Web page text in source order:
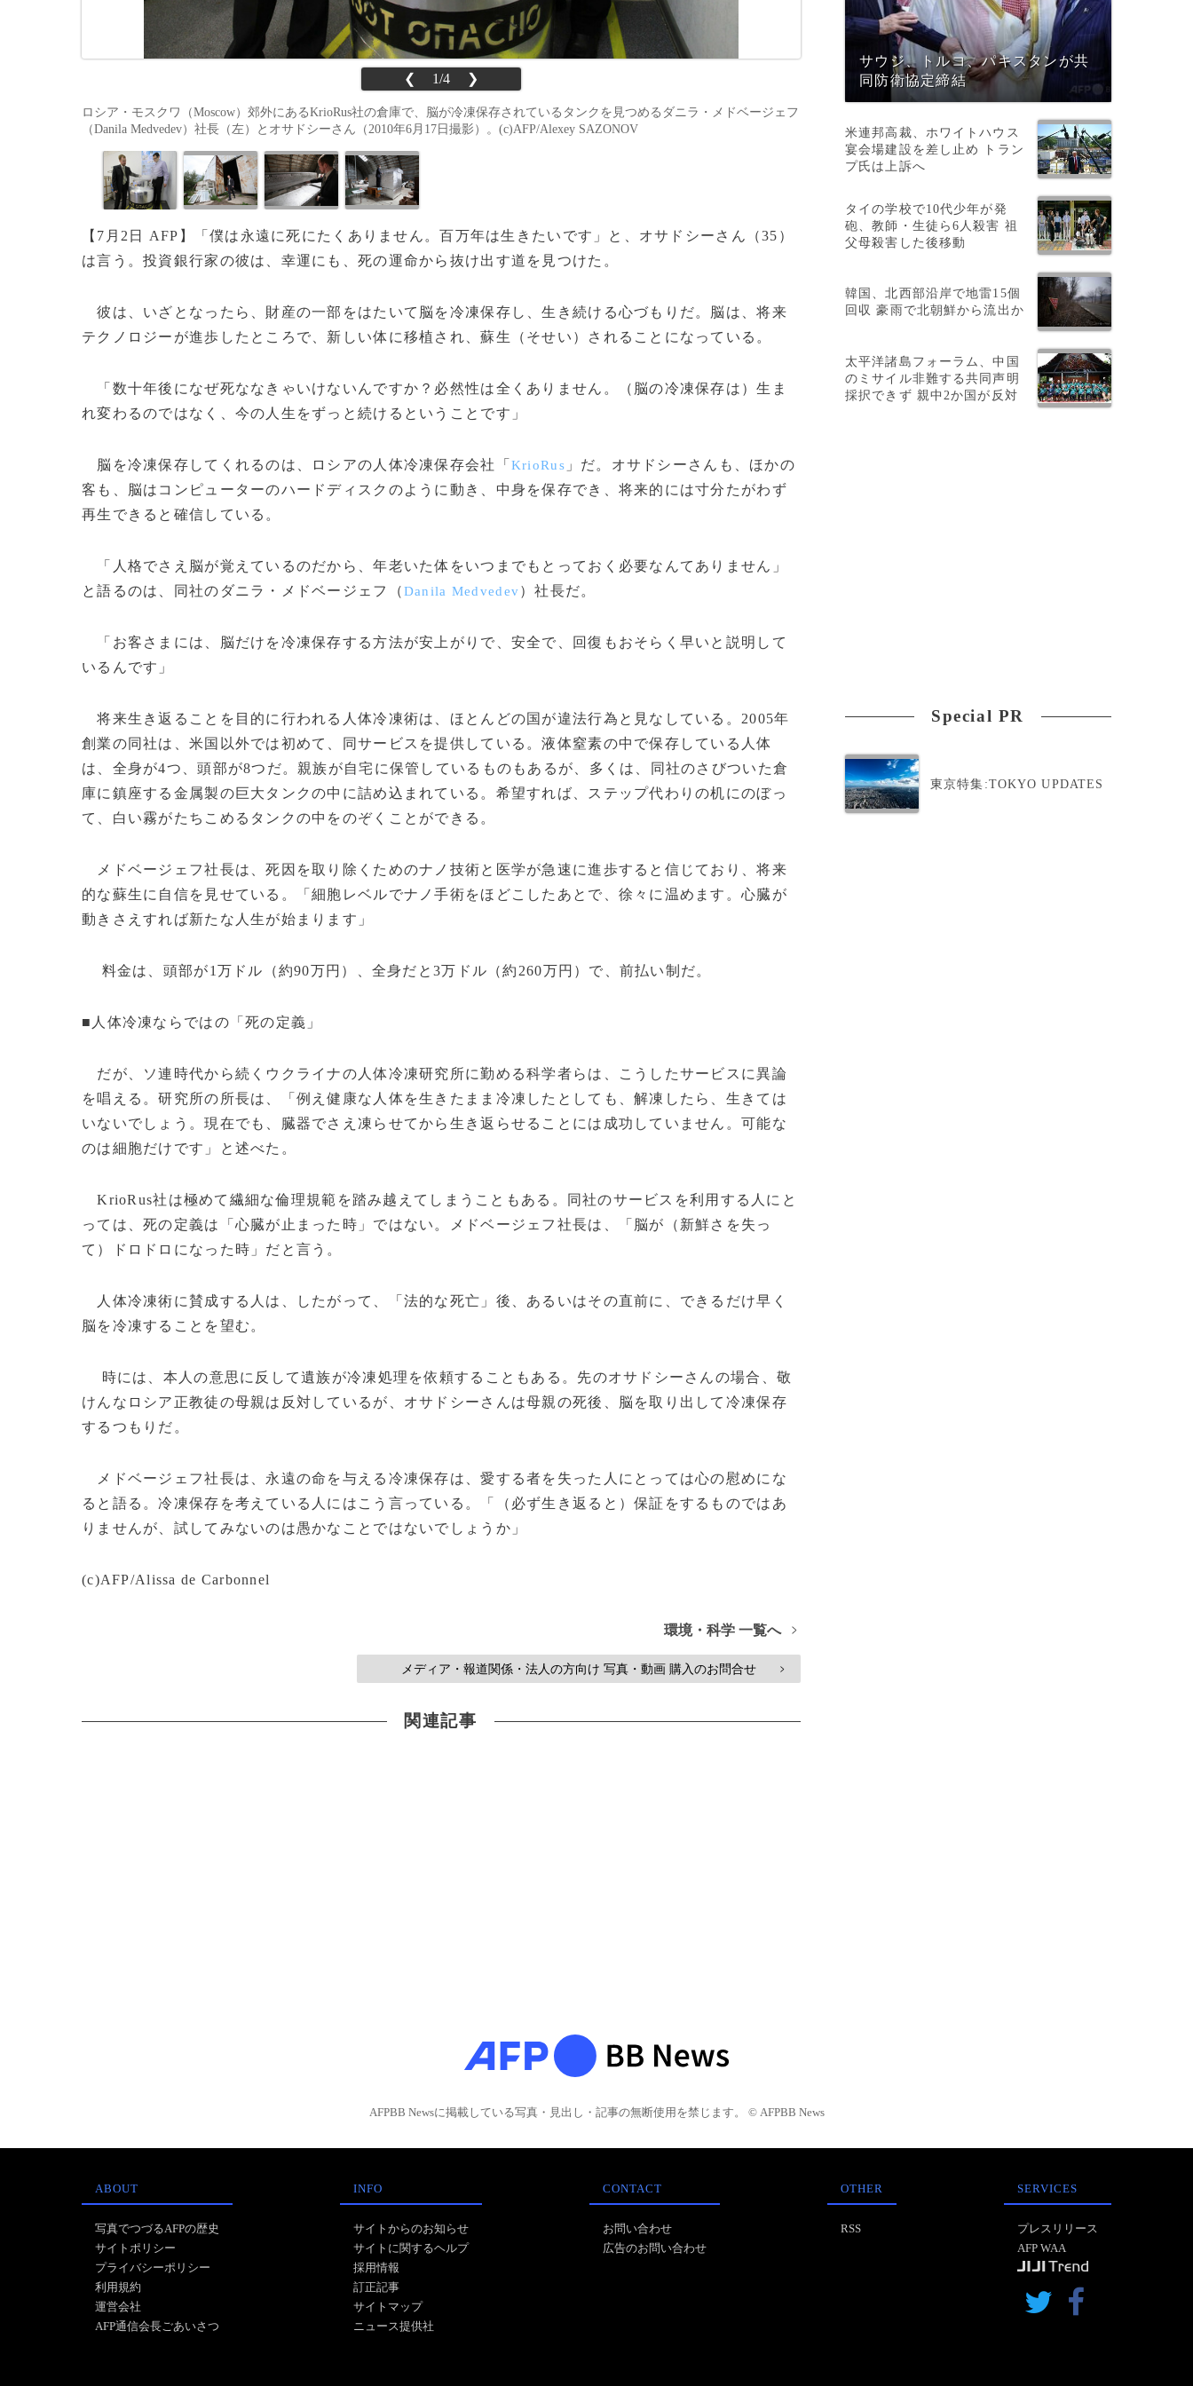
❮ 1/4 ❯
ロシア・モスクワ（Moscow）郊外にあるKrioRus社の倉庫で、脳が冷凍保存されているタンクを見つめるダニラ・メドベージェフ
（Danila Medvedev）社長（左）とオサドシーさん（2010年6月17日撮影）。(c)AFP/Alexey SAZONOV
【7月2日 AFP】「僕は永遠に死にたくありません。百万年は生きたいです」と、オサドシーさん（35）
は言う。投資銀行家の彼は、幸運にも、死の運命から抜け出す道を見つけた。
彼は、いざとなったら、財産の一部をはたいて脳を冷凍保存し、生き続ける心づもりだ。脳は、将来
テクノロジーが進歩したところで、新しい体に移植され、蘇生（そせい）されることになっている。
「数十年後になぜ死ななきゃいけないんですか？必然性は全くありません。（脳の冷凍保存は）生ま
れ変わるのではなく、今の人生をずっと続けるということです」
脳を冷凍保存してくれるのは、ロシアの人体冷凍保存会社「 KrioRus 」だ。オサドシーさんも、ほかの
客も、脳はコンピューターのハードディスクのように動き、中身を保存でき、将来的には寸分たがわず
再生できると確信している。
「人格でさえ脳が覚えているのだから、年老いた体をいつまでもとっておく必要なんてありません」
と語るのは、同社のダニラ・メドベージェフ（Danila Medvedev）社長だ。
「お客さまには、脳だけを冷凍保存する方法が安上がりで、安全で、回復もおそらく早いと説明して
いるんです」
将来生き返ることを目的に行われる人体冷凍術は、ほとんどの国が違法行為と見なしている。2005年
創業の同社は、米国以外では初めて、同サービスを提供している。液体窒素の中で保存している人体
は、全身が4つ、頭部が8つだ。親族が自宅に保管しているものもあるが、多くは、同社のさびついた倉
庫に鎮座する金属製の巨大タンクの中に詰め込まれている。希望すれば、ステップ代わりの机にのぼっ
て、白い霧がたちこめるタンクの中をのぞくことができる。
メドベージェフ社長は、死因を取り除くためのナノ技術と医学が急速に進歩すると信じており、将来
的な蘇生に自信を見せている。「細胞レベルでナノ手術をほどこしたあとで、徐々に温めます。心臓が
動きさえすれば新たな人生が始まります」
料金は、頭部が1万ドル（約90万円）、全身だと3万ドル（約260万円）で、前払い制だ。
■人体冷凍ならではの「死の定義」
だが、ソ連時代から続くウクライナの人体冷凍研究所に勤める科学者らは、こうしたサービスに異論
を唱える。研究所の所長は、「例え健康な人体を生きたまま冷凍したとしても、解凍したら、生きては
いないでしょう。現在でも、臓器でさえ凍らせてから生き返らせることには成功していません。可能な
のは細胞だけです」と述べた。
KrioRus社は極めて繊細な倫理規範を踏み越えてしまうこともある。同社のサービスを利用する人にと
っては、死の定義は「心臓が止まった時」ではない。メドベージェフ社長は、「脳が（新鮮さを失っ
て）ドロドロになった時」だと言う。
人体冷凍術に賛成する人は、したがって、「法的な死亡」後、あるいはその直前に、できるだけ早く
脳を冷凍することを望む。
時には、本人の意思に反して遺族が冷凍処理を依頼することもある。先のオサドシーさんの場合、敬
けんなロシア正教徒の母親は反対しているが、オサドシーさんは母親の死後、脳を取り出して冷凍保存
するつもりだ。
メドベージェフ社長は、永遠の命を与える冷凍保存は、愛する者を失った人にとっては心の慰めにな
ると語る。冷凍保存を考えている人にはこう言っている。「（必ず生き返ると）保証をするものではあ
りませんが、試してみないのは愚かなことではないでしょうか」
(c)AFP/Alissa de Carbonnel
環境・科学 一覧へ >
メディア・報道関係・法人の方向け 写真・動画 購入のお問合せ >
関連記事
サウジ、トルコ、パキスタンが共
同防衛協定締結
米連邦高裁、ホワイトハウス
宴会場建設を差し止め トラン
プ氏は上訴へ
タイの学校で10代少年が発
砲、教師・生徒ら6人殺害 祖
父母殺害した後移動
韓国、北西部沿岸で地雷15個
回収 豪雨で北朝鮮から流出か
太平洋諸島フォーラム、中国
のミサイル非難する共同声明
採択できず 親中2か国が反対
Special PR
東京特集:TOKYO UPDATES
AFPBB Newsに掲載している写真・見出し・記事の無断使用を禁じます。 © AFPBB News
ABOUT
写真でつづるAFPの歴史
サイトポリシー
プライバシーポリシー
利用規約
運営会社
AFP通信会長ごあいさつ
INFO
サイトからのお知らせ
サイトに関するヘルプ
採用情報
訂正記事
サイトマップ
ニュース提供社
CONTACT
お問い合わせ
広告のお問い合わせ
OTHER
RSS
SERVICES
プレスリリース
AFP WAA